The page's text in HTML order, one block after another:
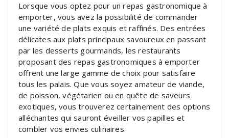
Lorsque vous optez pour un repas gastronomique à
emporter, vous avez la possibilité de commander
une variété de plats exquis et raffinés. Des entrées
délicates aux plats principaux savoureux en passant
par les desserts gourmands, les restaurants
proposant des repas gastronomiques à emporter
offrent une large gamme de choix pour satisfaire
tous les palais. Que vous soyez amateur de viande,
de poisson, végétarien ou en quête de saveurs
exotiques, vous trouverez certainement des options
alléchantes qui sauront éveiller vos papilles et
combler vos envies culinaires.